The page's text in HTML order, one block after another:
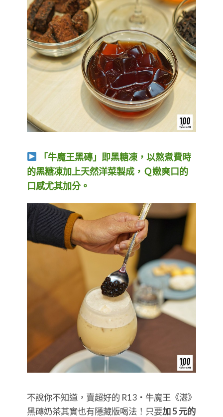
「牛魔王黑磚」即黑糖凍，以熬煮費時
的黑糖凍加上天然洋菜製成，Ｑ嫩爽口的
口感尤其加分。
不說你不知道，賣超好的 R13・牛魔王《湛》
黑磚奶茶其實也有隱藏版喝法！只要加 5 元的